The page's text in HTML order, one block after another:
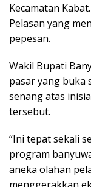
Kecamatan
Pelasan yang
pepesan.
Wakil Bupati
pasar yang buka
senang atas
tersebut.
“Ini tepat sekali
program
aneka olahan